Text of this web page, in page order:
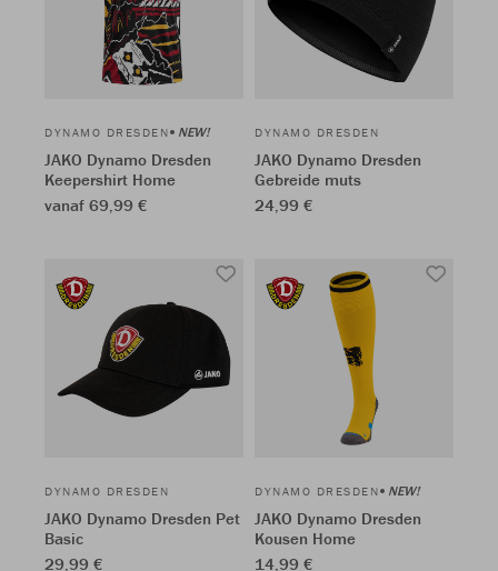
DYNAMO DRESDEN NEW!
JAKO Dynamo Dresden
Keepershirt Home
vanaf 69,99 €
DYNAMO DRESDEN
JAKO Dynamo Dresden
Gebreide muts
24,99 €
DYNAMO DRESDEN
JAKO Dynamo Dresden Pet
Basic
29,99 €
DYNAMO DRESDEN NEW!
JAKO Dynamo Dresden
Kousen Home
14,99 €